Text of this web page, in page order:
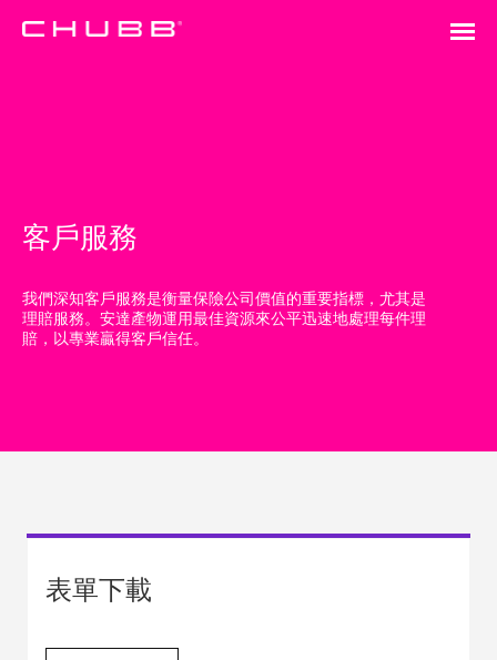
客戶服務
我們深知客戶服務是衡量保險公司價值的重要指標，尤其是
理賠服務。安達產物運用最佳資源來公平迅速地處理每件理
賠，以專業贏得客戶信任。
表單下載